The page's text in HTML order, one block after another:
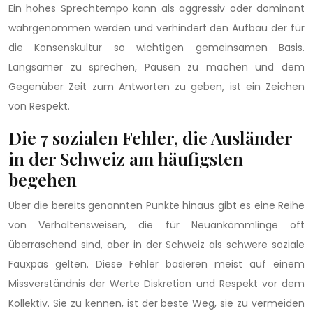
Ein hohes Sprechtempo kann als aggressiv oder dominant
wahrgenommen werden und verhindert den Aufbau der für
die Konsenskultur so wichtigen gemeinsamen Basis.
Langsamer zu sprechen, Pausen zu machen und dem
Gegenüber Zeit zum Antworten zu geben, ist ein Zeichen
von Respekt.
Die 7 sozialen Fehler, die Ausländer
in der Schweiz am häufigsten
begehen
Über die bereits genannten Punkte hinaus gibt es eine Reihe
von Verhaltensweisen, die für Neuankömmlinge oft
überraschend sind, aber in der Schweiz als schwere soziale
Fauxpas gelten. Diese Fehler basieren meist auf einem
Missverständnis der Werte Diskretion und Respekt vor dem
Kollektiv. Sie zu kennen, ist der beste Weg, sie zu vermeiden